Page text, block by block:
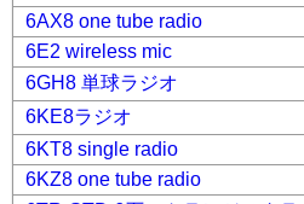
6AX8 one tube radio
6E2 wireless mic
6GH8 単球ラジオ
6KE8ラジオ
6KT8 single radio
6KZ8 one tube radio